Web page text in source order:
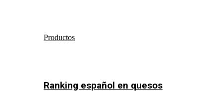
Productos
Ranking español en quesos